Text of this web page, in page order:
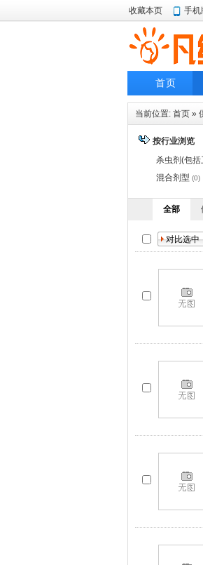
收藏本页 手机
首页
当前位置: 首页 »
按行业浏览
杀虫剂(包
混合剂型 (0)
全部